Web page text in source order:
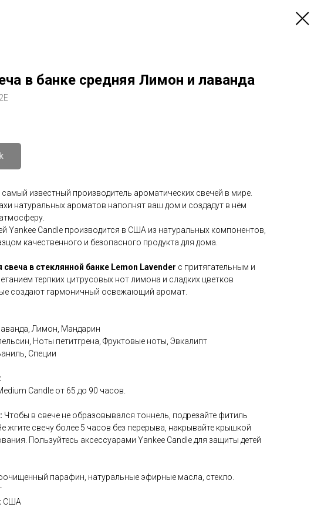
в банке средняя Лимон и лаванда
самый известный производитель ароматических свечей в мире.
натуральных ароматов наполнят ваш дом и создадут в нём
Yankee Candle производится в США из натуральных компонентов,
качественного и безопасного продукта для дома.
в стеклянной банке Lemon Lavender с притягательным и
терпких цитрусовых нот лимона и сладких цветков
создают гармоничный освежающий аромат.
Лимон, Мандарин
Ноты петитгрена, Фруктовые ноты, Эвкалипт
Специи
Candle от 65 до 90 часов.
Чтобы в свече не образовывался тоннель, подрезайте фитиль
жгите свечу более 5 часов без перерыва, накрывайте крышкой
Пользуйтесь аксессуарами Yankee Candle для защиты детей
парафин, натуральные эфирные масла, стекло.
США